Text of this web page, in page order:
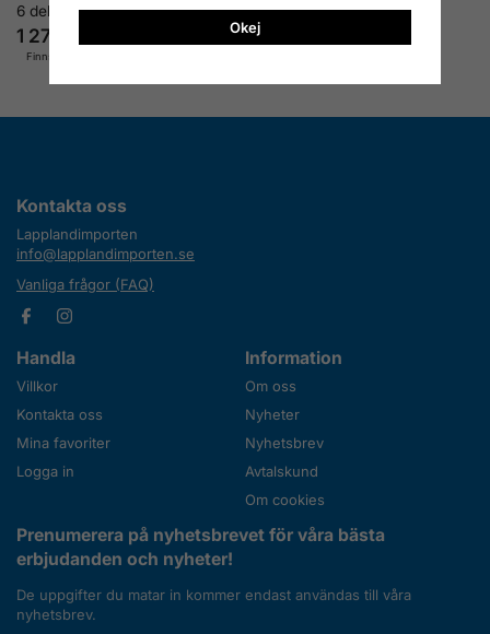
6 delar
1 276 kr
Finns i lager
Kontakta oss
Lapplandimporten
info@lapplandimporten.se
Vanliga frågor (FAQ)
Handla
Villkor
Kontakta oss
Mina favoriter
Logga in
Information
Om oss
Nyheter
Nyhetsbrev
Avtalskund
Om cookies
Prenumerera på nyhetsbrevet för våra bästa
erbjudanden och nyheter!
De uppgifter du matar in kommer endast användas till våra
nyhetsbrev.
Okej